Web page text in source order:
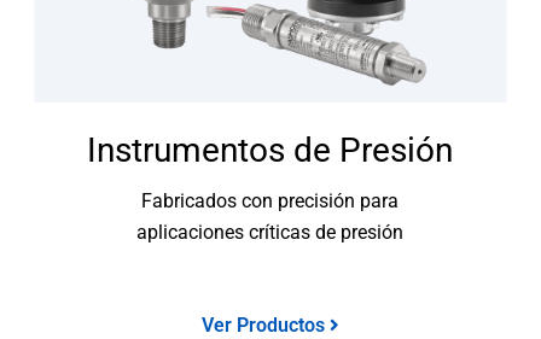
Instrumentos de Presión
Fabricados con precisión para
aplicaciones críticas de presión
Ver Productos